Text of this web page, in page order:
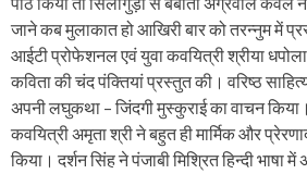
जाने कब मुलाकात हो आखिरी बार को तरन्नुम में
आईटी प्रोफेशनल एवं युवा कवयित्री श्रीया
कविता की चंद पंक्तियां प्रस्तुत की। वरिष्ठ
अपनी लघुकथा – जिंदगी मुस्कुराई का वाचन
कवयित्री अमृता श्री ने बहुत ही मार्मिक और
किया। दर्शन सिंह ने पंजाबी मिश्रित हिन्दी